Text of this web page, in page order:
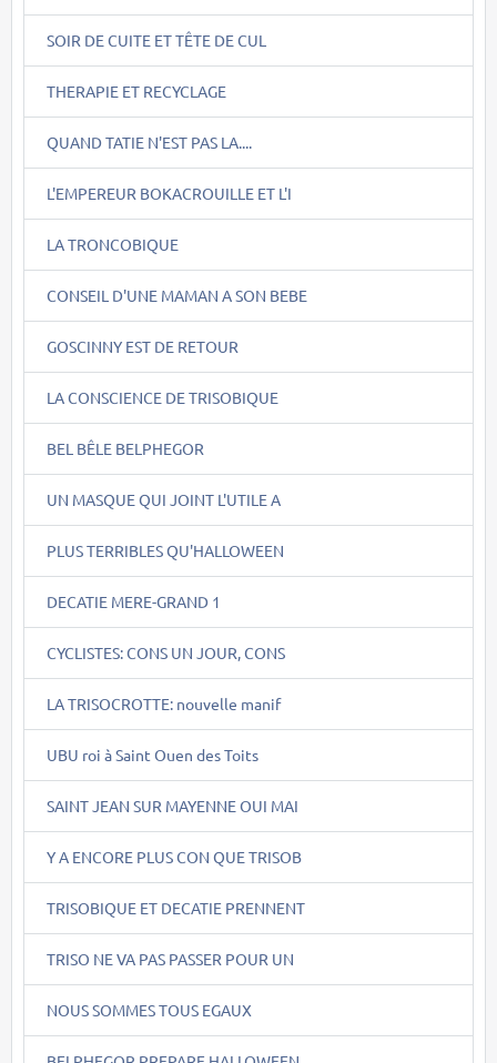
SOIR DE CUITE ET TÊTE DE CUL
THERAPIE ET RECYCLAGE
QUAND TATIE N'EST PAS LA....
L'EMPEREUR BOKACROUILLE ET L'I
LA TRONCOBIQUE
CONSEIL D'UNE MAMAN A SON BEBE
GOSCINNY EST DE RETOUR
LA CONSCIENCE DE TRISOBIQUE
BEL BÊLE BELPHEGOR
UN MASQUE QUI JOINT L'UTILE A
PLUS TERRIBLES QU'HALLOWEEN
DECATIE MERE-GRAND 1
CYCLISTES: CONS UN JOUR, CONS
LA TRISOCROTTE: nouvelle manif
UBU roi à Saint Ouen des Toits
SAINT JEAN SUR MAYENNE OUI MAI
Y A ENCORE PLUS CON QUE TRISOB
TRISOBIQUE ET DECATIE PRENNENT
TRISO NE VA PAS PASSER POUR UN
NOUS SOMMES TOUS EGAUX